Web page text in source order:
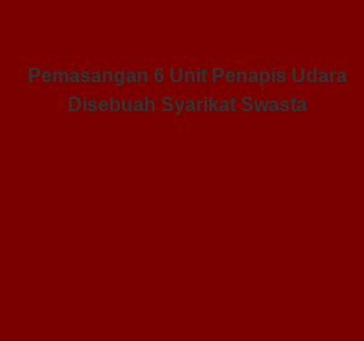
Pemasangan 6 Unit Penapis Udara
Disebuah Syarikat Swasta